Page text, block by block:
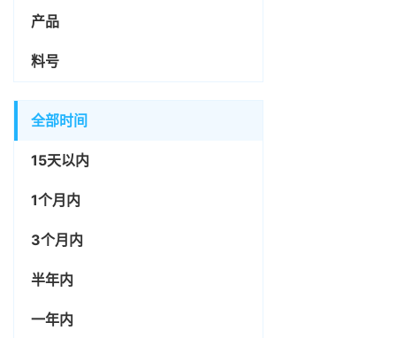
产品
料号
全部时间
15天以内
1个月内
3个月内
半年内
一年内